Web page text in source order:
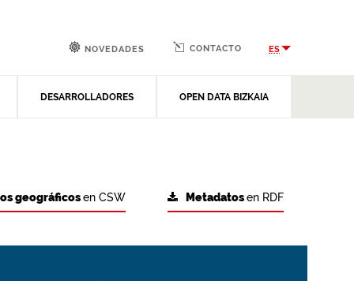
DESARROLLADORES OPEN DATA BIZKAIA
NOVEDADES CONTACTO ES
Metadatosen RDF
geográficosen CSW